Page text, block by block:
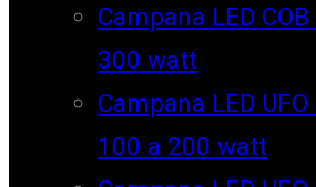
Campana LED
300 watt
Campana LED UFO
100 a 200 watt